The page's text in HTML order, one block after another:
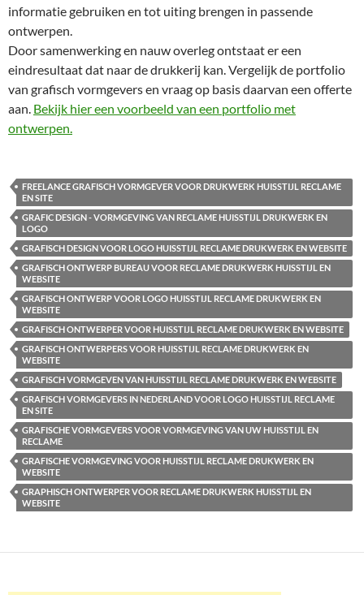
informatie gebruiken en tot uiting brengen in passende
ontwerpen.
Door samenwerking en nauw overleg ontstaat er een
eindresultaat dat naar de drukkerij kan. Vergelijk de portfolio
van grafisch vormgevers en vraag op basis daarvan een offerte
aan. Bekijk hier een voorbeeld van een portfolio met
ontwerpen.
FREELANCE GRAFISCH VORMGEVER VOOR DRUKWERK HUISSTIJL RECLAME
EN SITE
GRAFIC DESIGN - VORMGEVING VAN RECLAME HUISSTIJL DRUKWERK EN
LOGO
GRAFISCH DESIGN VOOR LOGO HUISSTIJL RECLAME DRUKWERK EN WEBSITE
GRAFISCH ONTWERP BUREAU VOOR RECLAME DRUKWERK HUISSTIJL EN
WEBSITE
GRAFISCH ONTWERP VOOR LOGO HUISSTIJL RECLAME DRUKWERK EN
WEBSITE
GRAFISCH ONTWERPER VOOR HUISSTIJL RECLAME DRUKWERK EN WEBSITE
GRAFISCH ONTWERPERS VOOR HUISSTIJL RECLAME DRUKWERK EN
WEBSITE
GRAFISCH VORMGEVEN VAN HUISSTIJL RECLAME DRUKWERK EN WEBSITE
GRAFISCH VORMGEVERS IN NEDERLAND VOOR LOGO HUISSTIJL RECLAME
EN SITE
GRAFISCHE VORMGEVERS VOOR VORMGEVING VAN UW HUISSTIJL EN
RECLAME
GRAFISCHE VORMGEVING VOOR HUISSTIJL RECLAME DRUKWERK EN
WEBSITE
GRAPHISCH ONTWERPER VOOR RECLAME DRUKWERK HUISSTIJL EN
WEBSITE